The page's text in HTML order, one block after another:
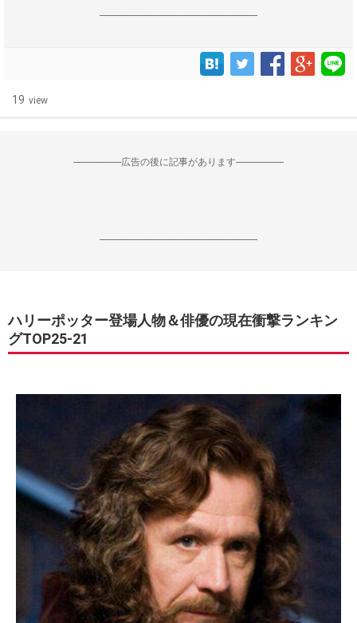
------------------------------------------------------------------
19 view
--------------------広告の後に記事があります--------------------
------------------------------------------------------------------
ハリーポッター登場人物＆俳優の現在衝撃ランキン
グTOP25-21